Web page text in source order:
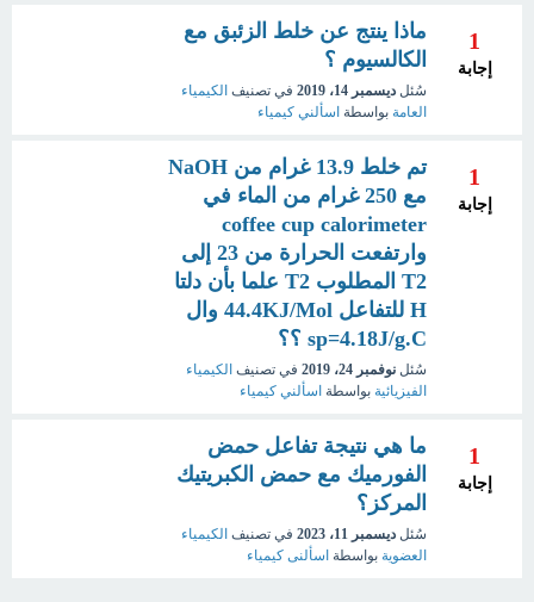
1
إجابة
ماذا ينتج عن خلط الزئبق مع
الكالسيوم ؟
سُئل ديسمبر 14، 2019 في تصنيف الكيمياء
العامة بواسطة اسألني كيمياء
1
إجابة
تم خلط 13.9 غرام من NaOH
مع 250 غرام من الماء في
coffee cup calorimeter
وارتفعت الحرارة من 23 إلى
T2 المطلوب T2 علما بأن دلتا
H للتفاعل 44.4KJ/Mol وال
sp=4.18J/g.C ؟؟
سُئل نوفمبر 24، 2019 في تصنيف الكيمياء
الفيزيائية بواسطة اسألني كيمياء
1
إجابة
ما هي نتيجة تفاعل حمض
الفورميك مع حمض الكبريتيك
المركز؟
سُئل ديسمبر 11، 2023 في تصنيف الكيمياء
العضوية بواسطة اسألنى كيمياء